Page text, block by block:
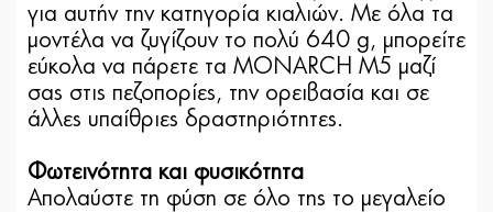
για αυτήν την κατηγορία κιαλιών. Με όλα τα
μοντέλα να ζυγίζουν το πολύ 640 g, μπορείτε
εύκολα να πάρετε τα MONARCH M5 μαζί
σας στις πεζοπορίες, την ορειβασία και σε
άλλες υπαίθριες δραστηριότητες.
Φωτεινότητα και φυσικότητα
Απολαύστε τη φύση σε όλο της το μεγαλείο